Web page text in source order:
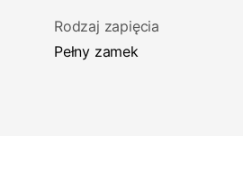
Rodzaj zapięcia
Pełny zamek